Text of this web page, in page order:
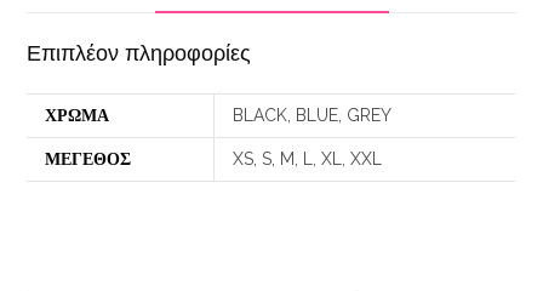
Επιπλέον πληροφορίες
ΧΡΩΜΑ BLACK, BLUE, GREY
ΜΕΓΕΘΟΣ XS, S, M, L, XL, XXL